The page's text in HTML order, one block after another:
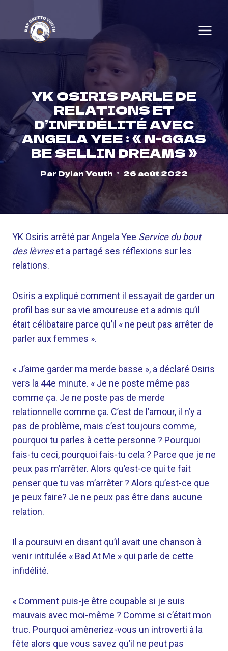
content
YK OSIRIS PARLE DE
RELATIONS ET
D’INFIDÉLITÉ AVEC
ANGELA YEE : « N-GGAS
BE SELLIN DREAMS »
ParDylan Youth 26 août 2022
YK Osiris arrêté par Angela Yee Service du bout
des lèvreset a partagé ses réflexions sur les
relations.
Osiris a expliqué comment il essayait de garder un
profil bas sur sa vie amoureuse et a admis qu’il
était célibataire parce qu’il « ne peut pas arrêter de
parler aux femmes ».
« J’aime garder ma merde basse », a déclaré Osiris
vers la 44e minute. « Je ne poste même pas
comme ça. Je ne poste pas de merde
relationnelle comme ça. C’est de l’amour, il n’y a
pas de problème, mais c’est toujours comme,
pourquoi tu parles à cette personne ? Pourquoi
fais-tu ceci, pourquoi fais-tu cela ? Parce que je ne
peux pas m’arrêter. Alors qu’est-ce qui te fait
penser que tu vas m’arrêter ? Alors qu’est-ce que
je peux faire? Je ne peux pas être dans aucune
relation.
Il a poursuivi en disant qu’il avait une chanson à
venir intitulée « Bad At Me » qui parle de cette
infidélité.
« Comment puis-je être coupable si je suis
mauvais avec moi-même ? Comme si c’était mon
truc. Pourquoi amèneriez-vous un introverti à la
fête alors que vous savez qu’il ne peut pas